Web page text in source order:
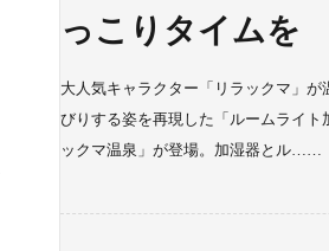
っこりタイムを
大人気キャラクター「リラックマ」が
びりする姿を再現した「ルームライト
ックマ温泉」が登場。加湿器とル……